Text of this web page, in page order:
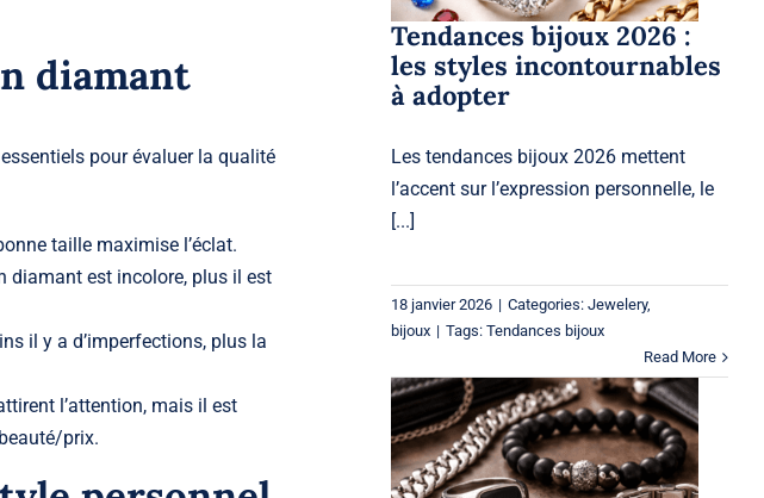
diamant
pour évaluer la qualité
taille maximise l’éclat.
diamant est incolore, plus il est
il y a d’imperfections, plus la
l’attention, mais il est
prix.
Tendances bijoux 2026 :
les styles incontournables
à adopter
Les tendances bijoux 2026 mettent
l’accent sur l’expression personnelle, le
[...]
18 janvier 2026 | Categories:Jewelery,
bijoux | Tags:Tendances bijoux
Read More
Guide de style bijoux
pour hommes : 5 façons
de porter des bijoux